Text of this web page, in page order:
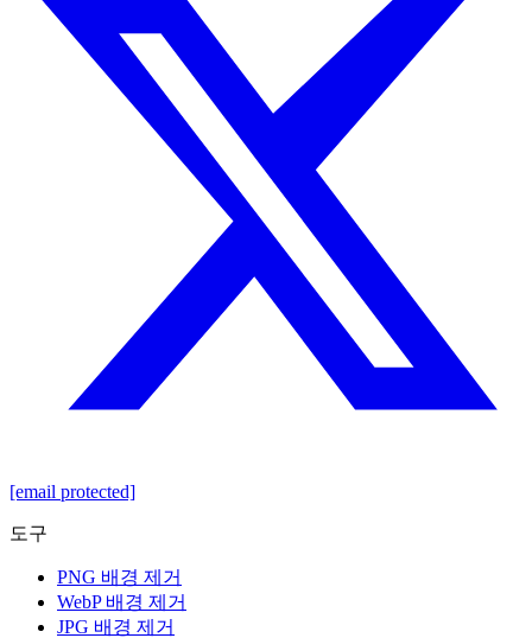
[email protected]
도구
PNG 배경 제거
WebP 배경 제거
JPG 배경 제거